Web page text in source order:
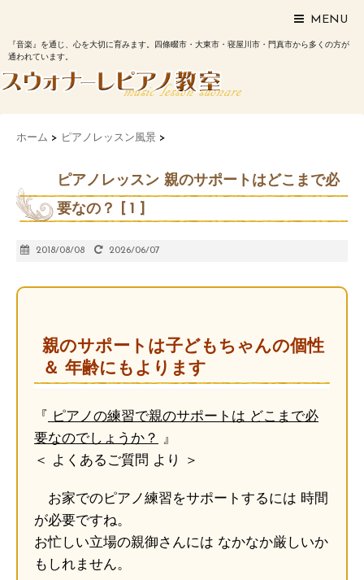
MENU
『音楽』を通じ、心を大切に育みます。四條畷市・大東市・寝屋川市・門真市から多くの方が
通われています。
ホーム > ピアノレッスン風景 >
ピアノレッスン 親のサポートはどこまで必
要なの？ [ 1 ]
2018/08/08 2026/06/07
親のサポートは子どもちゃんの個性
＆ 年齢にもよります
『
ピアノの練習で親のサポートは どこまで必
要なのでしょうか？
』
＜ よくあるご質問 より ＞
お家でのピアノ練習をサポートするには 時間
が必要ですね。
お忙しい立場の親御さんには なかなか厳しいか
もしれません。